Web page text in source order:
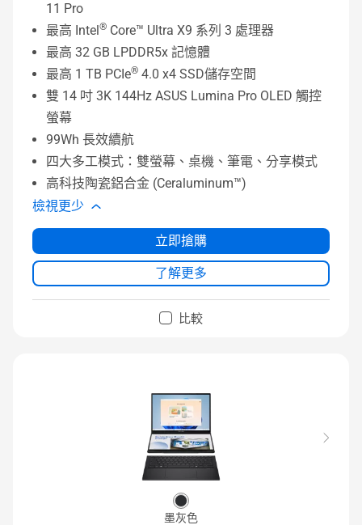
11 Pro
最高 Intel® Core™ Ultra X9 系列 3 處理器
最高 32 GB LPDDR5x 記憶體
最高 1 TB PCIe® 4.0 x4 SSD儲存空間
雙 14 吋 3K 144Hz ASUS Lumina Pro OLED 觸控
螢幕
99Wh 長效續航
四大多工模式：雙螢幕、桌機、筆電、分享模式
高科技陶瓷鋁合金 (Ceraluminum™)
檢視更少
立即搶購
了解更多
比較
墨灰色